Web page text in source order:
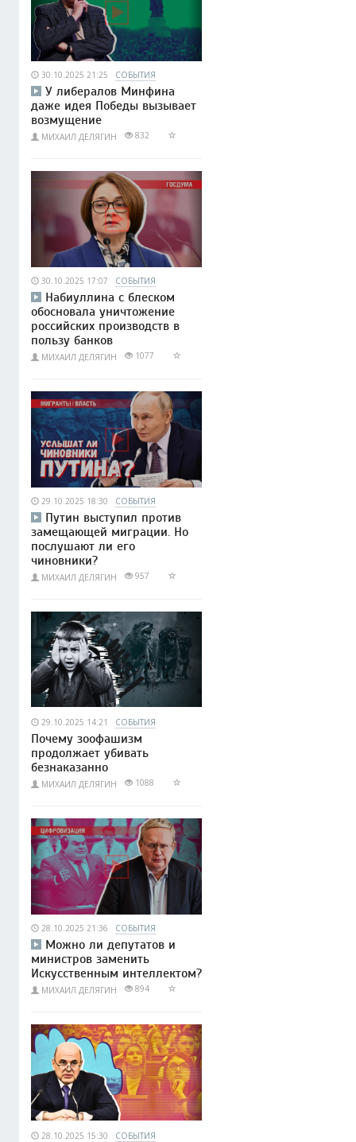
30.10.2025 21:25 СОБЫТИЯ
У либералов Минфина
даже идея Победы вызывает
возмущение
МИХАИЛ ДЕЛЯГИН 832
30.10.2025 17:07 СОБЫТИЯ
Набиуллина с блеском
обосновала уничтожение
российских производств в
пользу банков
МИХАИЛ ДЕЛЯГИН 1077
29.10.2025 18:30 СОБЫТИЯ
Путин выступил против
замещающей миграции. Но
послушают ли его
чиновники?
МИХАИЛ ДЕЛЯГИН 957
29.10.2025 14:21 СОБЫТИЯ
Почему зоофашизм
продолжает убивать
безнаказанно
МИХАИЛ ДЕЛЯГИН 1088
28.10.2025 21:36 СОБЫТИЯ
Можно ли депутатов и
министров заменить
Искусственным интеллектом?
МИХАИЛ ДЕЛЯГИН 894
28.10.2025 15:30 СОБЫТИЯ